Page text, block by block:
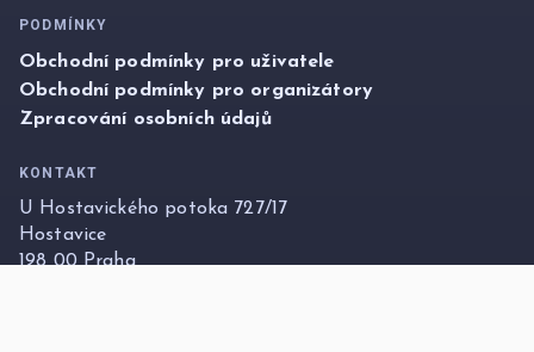
PODMÍNKY
Obchodní podmínky pro uživatele
Obchodní podmínky pro organizátory
Zpracování osobních údajů
KONTAKT
U Hostavického potoka 727/17
Hostavice
198 00 Praha